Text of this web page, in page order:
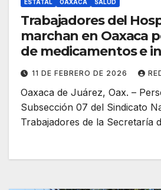
ESTATAL OAXACA SALUD
Trabajadores del
marchan en Oaxaca
de medicamentos e
11 DE FEBRERO DE 2026
Oaxaca de Juárez, Oax. –
Subsección 07 del Sindicato
Trabajadores de la Secretaría